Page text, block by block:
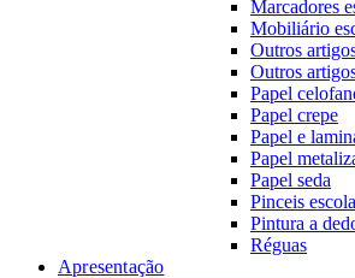
Marcadores
Mobiliário
Outros
Outros
Papel
Papel crepe
Papel e
Papel
Papel seda
Pinceis
Pintura a
Réguas
Apresentação